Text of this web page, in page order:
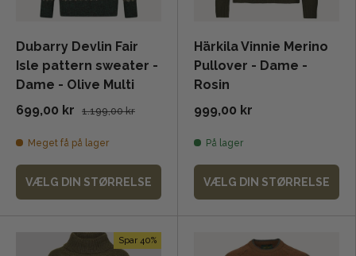
Dubarry Devlin Fair
Isle pattern sweater -
Dame - Olive Multi
699,00 kr
1.199,00 kr
Meget få på lager
VÆLG DIN STØRRELSE
Härkila Vinnie Merino
Pullover - Dame -
Rosin
999,00 kr
På lager
VÆLG DIN STØRRELSE
Spar 40%